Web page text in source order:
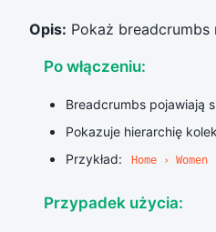
Opis: Pokaż
Po włączeniu:
Breadcrumbs pojawiają
Pokazuje hierarchię
Przykład:
Home ›
Przypadek użycia: